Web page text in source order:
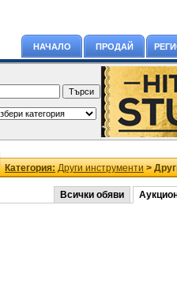
НАЧАЛО ПРОДАЙ
Категория: Други инструменти>
Всички обяви